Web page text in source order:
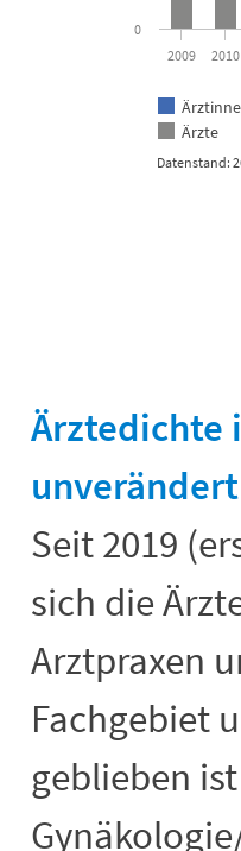
Datenstand:
Ärzte
2009 2010
0
Ärztedichte
unverändert
Seit 2019
sich die
Arztpraxen
Fachgebiet
geblieben